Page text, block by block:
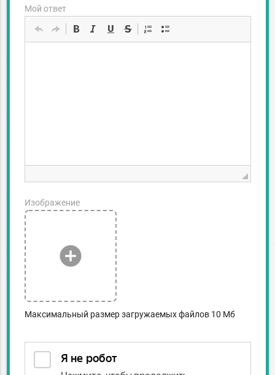
Мой ответ
add_circle
Изображение
Максимальный размер загружаемых файлов 10 Мб